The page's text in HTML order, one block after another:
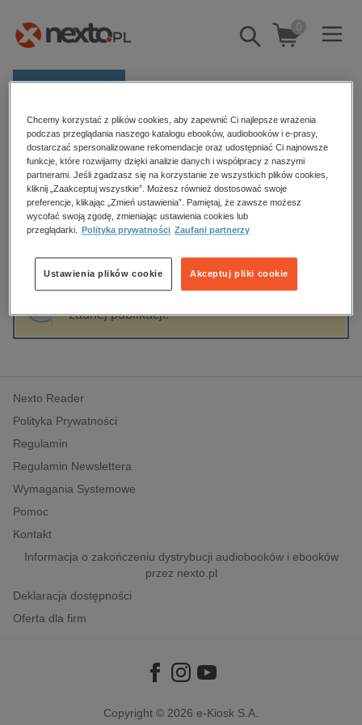
Pokaż/schowaj
wyszukiwarkę
0
E-prasa
Kategorie
Zobacz wszystkie E-prasa
budownictwo, aranżacja wnętrz
biznesowe, branżowe, gospodarka
edukacja
hobby, sport, rozrywka
komputery, internet, technologie, informatyka
polityka, społeczno-informacyjne
psychologiczne
inne
popularno-naukowe
historia
Strona główna Mięta
Mięta
Sortowanie Filtrowanie
żadnej publikacji.
Nexto Reader
Polityka Prywatności
Regulamin
Regulamin Newslettera
Wymagania Systemowe
Pomoc
Kontakt
Informacja o zakończeniu dystrybucji audiobooków i ebooków
przez nexto.pl
Deklaracja dostępności
Oferta dla firm
Copyright © 2026 e-Kiosk S.A.
Chcemy korzystać z plików cookies, aby zapewnić Ci najlepsze wrażenia
podczas przeglądania naszego katalogu ebooków, audiobooków i e-prasy,
dostarczać spersonalizowane rekomendacje oraz udostępniać Ci najnowsze
funkcje, które rozwijamy dzięki analizie danych i współpracy z naszymi
partnerami. Jeśli zgadzasz się na korzystanie ze wszystkich plików cookies,
kliknij „Zaakceptuj wszystkie”. Możesz również dostosować swoje
preferencje, klikając „Zmień ustawienia”. Pamiętaj, że zawsze możesz
wycofać swoją zgodę, zmieniając ustawienia cookies lub
przeglądarki.
Polityka prywatności Zaufani partnerzy
Akceptuj pliki cookie
Ustawienia plików cookie